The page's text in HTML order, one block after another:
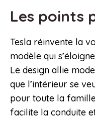
Les points
Tesla réinvente la
modèle qui
Le design allie
que l’intérieur se
pour toute la
facilite la conduite